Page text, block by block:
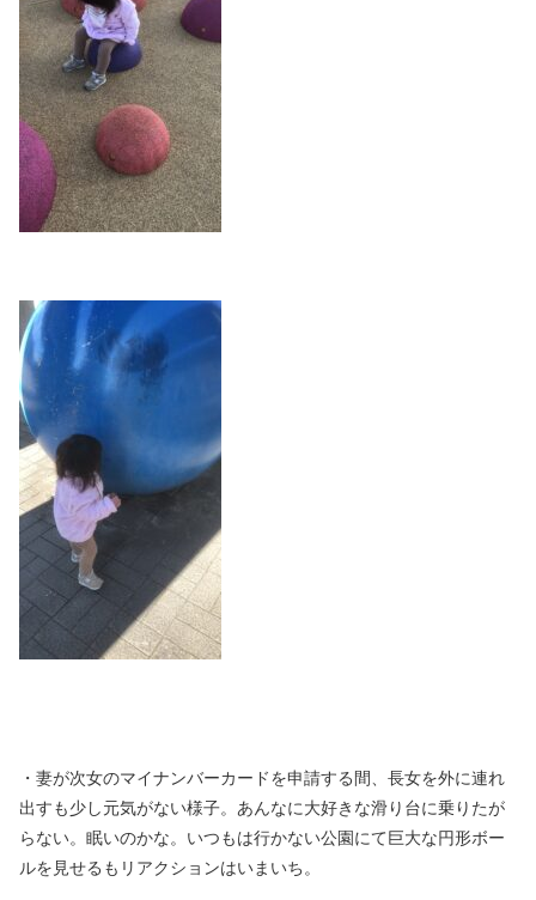
・妻が次女のマイナンバーカードを申請する間、長女を外に連れ
出すも少し元気がない様子。あんなに大好きな滑り台に乗りたが
らない。眠いのかな。いつもは行かない公園にて巨大な円形ボー
ルを見せるもリアクションはいまいち。